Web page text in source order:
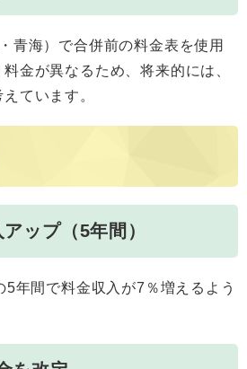
青海）で合併前の料金表を使用
金が異なるため、将来的には、
ています。
ップ（5年間）
年間で料金収入が7％増えるよう